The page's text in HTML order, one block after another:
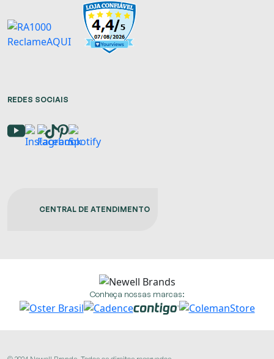
REDES SOCIAIS
CENTRAL DE ATENDIMENTO
Conheça nossas marcas: